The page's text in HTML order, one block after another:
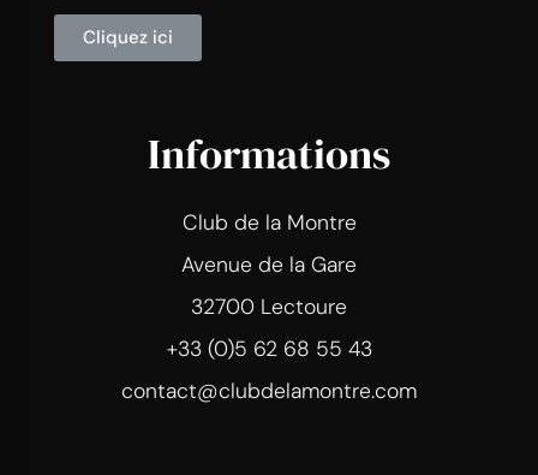
Cliquez ici
Informations
Club de la Montre
Avenue de la Gare
32700 Lectoure
+33 (0)5 62 68 55 43
contact@clubdelamontre.com